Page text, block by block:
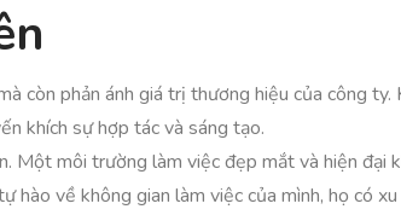
phản ánh giá trị thương hiệu của công ty.
khích sự hợp tác và sáng tạo.
Một môi trường làm việc đẹp mắt và hiện đại
về không gian làm việc của mình, họ có